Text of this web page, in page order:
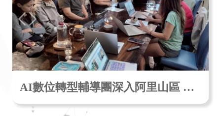
AI數位轉型輔導團深入阿里山區 茶農、民宿搭AI列車